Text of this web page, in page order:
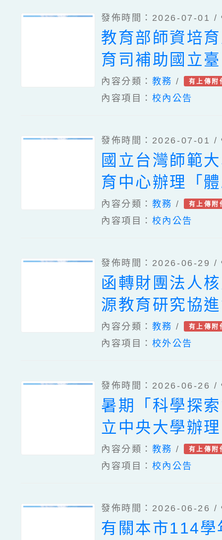
送「2026自主
賦能教與學研
資訊（如附件
德分館閱讀推
／他／TA：重
一樣』的世界
辦理之活動宣
檔2份、「115
爭霸賽」、「
Robotics
Competition)
TechGlow跨界
實施計畫1份
發佈時間：2026-07-01 /
教育部師資培
育司補助國立
學「本土語教
發展中心計畫
發表會」活動
家教育研究院
十二屆辭典應
活動計畫及海
內容分類： 教務 / 有上傳附
內容項目： 校內公告
發佈時間：2026-07-01 /
國立台灣師範
育中心辦理「
學習、國立臺
數學教育中心
學領域雲端共
關資訊、國立
學數學教育中
五期數學活動
訊、國立臺灣
理「第四期數
訓研習工作坊-
關資料
內容分類： 教務 / 有上傳附
內容項目： 校內公告
發佈時間：2026-06-29 /
函轉財團法人
源教育研究協
「開張翠蓮女
金」申請一案
內容分類： 教務 / 有上傳附
內容項目： 校外公告
發佈時間：2026-06-26 /
暑期「科學探
立中央大學辦
然科學2026暑
3份
內容分類： 教務 / 有上傳附
內容項目： 校內公告
發佈時間：2026-06-26 /
有關本市114學